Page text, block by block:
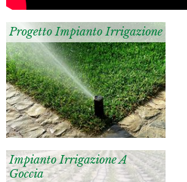
Progetto Impianto Irrigazione
Impianto Irrigazione A
Goccia